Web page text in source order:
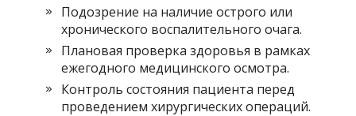
Подозрение на наличие острого или
хронического воспалительного очага.
Плановая проверка здоровья в рамках
ежегодного медицинского осмотра.
Контроль состояния пациента перед
проведением хирургических операций.